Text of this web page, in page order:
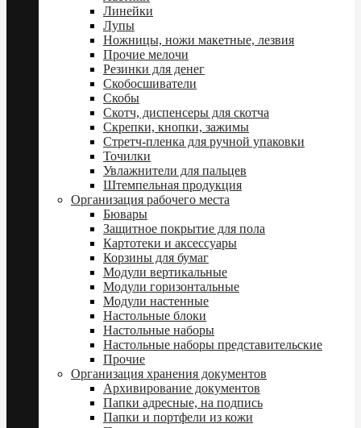
Линейки
Лупы
Ножницы, ножи макетные, лезвия
Прочие мелочи
Резинки для денег
Скобосшиватели
Скобы
Скотч, диспенсеры для скотча
Скрепки, кнопки, зажимы
Стретч-пленка для ручной упаковки
Точилки
Увлажнители для пальцев
Штемпельная продукция
Организация рабочего места
Бювары
Защитное покрытие для пола
Картотеки и аксессуары
Корзины для бумаг
Модули вертикальные
Модули горизонтальные
Модули настенные
Настольные блоки
Настольные наборы
Настольные наборы представительские
Прочие
Организация хранения документов
Архивирование документов
Папки адресные, на подпись
Папки и портфели из кожи